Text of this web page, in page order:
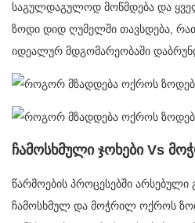
საგულდაგულოდ მოწმდება და
ზოდი დიდ ღუმელში თავსდება,
იდეალურ მდგომარეობაში
ჩამოსხმული ჯოხები Vs
წარმოების პროცესებში არსებული
ჩამოსხმულ და მოჭრილ ოქროს